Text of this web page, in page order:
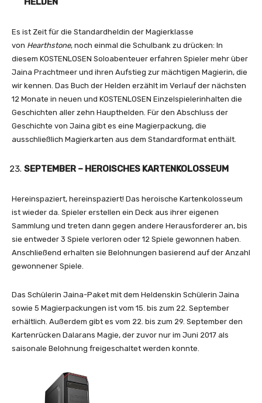
Es ist Zeit für die Standardheldin der Magierklasse
von Hearthstone, noch einmal die Schulbank zu drücken: In
diesem KOSTENLOSEN Soloabenteuer erfahren Spieler mehr über
Jaina Prachtmeer und ihren Aufstieg zur mächtigen Magierin, die
wir kennen. Das Buch der Helden erzählt im Verlauf der nächsten
12 Monate in neuen und KOSTENLOSEN Einzelspielerinhalten die
Geschichten aller zehn Haupthelden. Für den Abschluss der
Geschichte von Jaina gibt es eine Magierpackung, die
ausschließlich Magierkarten aus dem Standardformat enthält.
SEPTEMBER – HEROISCHES KARTENKOLOSSEUM
Hereinspaziert, hereinspaziert! Das heroische Kartenkolosseum
ist wieder da. Spieler erstellen ein Deck aus ihrer eigenen
Sammlung und treten dann gegen andere Herausforderer an, bis
sie entweder 3 Spiele verloren oder 12 Spiele gewonnen haben.
Anschließend erhalten sie Belohnungen basierend auf der Anzahl
gewonnener Spiele.
Das Schülerin Jaina-Paket mit dem Heldenskin Schülerin Jaina
sowie 5 Magierpackungen ist vom 15. bis zum 22. September
erhältlich. Außerdem gibt es vom 22. bis zum 29. September den
Kartenrücken Dalarans Magie, der zuvor nur im Juni 2017 als
saisonale Belohnung freigeschaltet werden konnte.